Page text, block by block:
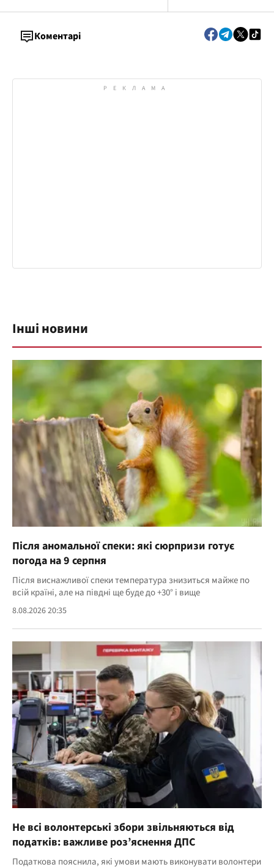
Коментарі
Інші новини
Після аномальної спеки: які сюрпризи готує
погода на 9 серпня
Після виснажливої спеки температура знизиться майже по
всій країні, але на півдні ще буде до +30° і вище
8.08.2026 20:35
Не всі волонтерські збори звільняються від
податків: важливе роз’яснення ДПС
Податкова пояснила, які умови мають виконувати волонтери